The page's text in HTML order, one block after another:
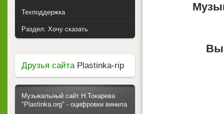
Техподдержка
Раздел: Хочу сказать
Друзья сайтаPlastinka-rip
Музыкальный сайт Н.Токарева
"Plastinka.org" - оцифровки винила